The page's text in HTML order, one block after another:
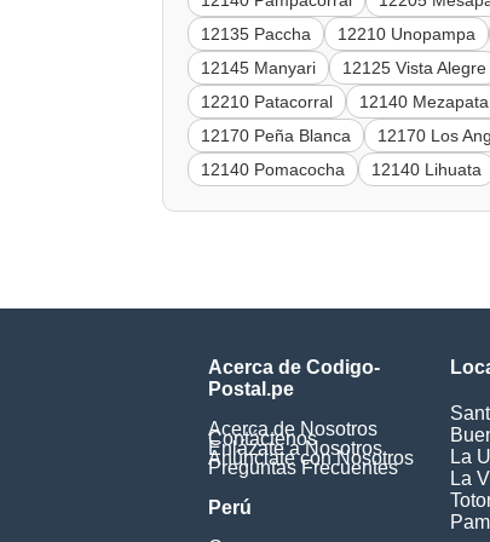
12135 Paccha
12210 Unopampa
12145 Manyari
12125 Vista Alegre
12210 Patacorral
12140 Mezapata
12170 Peña Blanca
12170 Los
12140 Pomacocha
12140 Lihuata
Acerca de Codigo-
Postal.pe
Acerca de Nosotros
Contáctenos
Enlázate a Nosotros
Anúnciate con Nosotros
Preguntas Frecuentes
Perú
La
La